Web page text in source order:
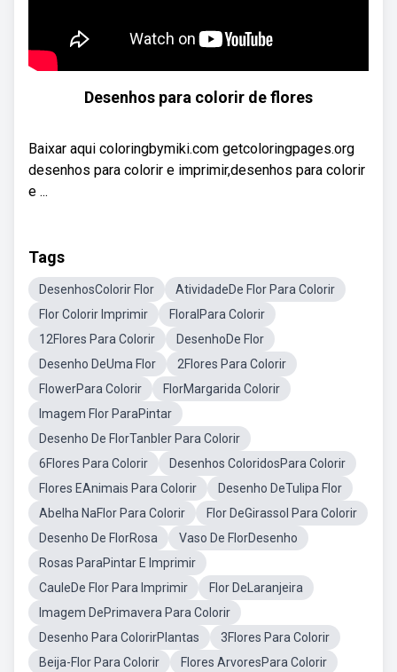
Desenhos para colorir de flores
Baixar aqui coloringbymiki.com getcoloringpages.org
desenhos para colorir e imprimir,desenhos para colorir
e ...
Tags
DesenhosColorir Flor
AtividadeDe Flor Para Colorir
Flor Colorir Imprimir
FloralPara Colorir
12Flores Para Colorir
DesenhoDe Flor
Desenho DeUma Flor
2Flores Para Colorir
FlowerPara Colorir
FlorMargarida Colorir
Imagem Flor ParaPintar
Desenho De FlorTanbler Para Colorir
6Flores Para Colorir
Desenhos ColoridosPara Colorir
Flores EAnimais Para Colorir
Desenho DeTulipa Flor
Abelha NaFlor Para Colorir
Flor DeGirassol Para Colorir
Desenho De FlorRosa
Vaso De FlorDesenho
Rosas ParaPintar E Imprimir
CauleDe Flor Para Imprimir
Flor DeLaranjeira
Imagem DePrimavera Para Colorir
Desenho Para ColorirPlantas
3Flores Para Colorir
Beija-Flor Para Colorir
Flores ArvoresPara Colorir